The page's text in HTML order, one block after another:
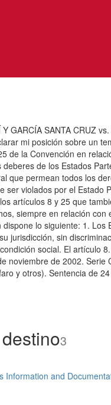
Y GARCÍA SANTA
mi posición sobre un
de la Convención en
de los Estados
que permean todos los
ser violados por el
artículos 8 y 25 que
siempre en relación
lo siguiente: 1.
jurisdicción, sin
social. El artículo
noviembre de 2002.
y otros). Sentencia de
3